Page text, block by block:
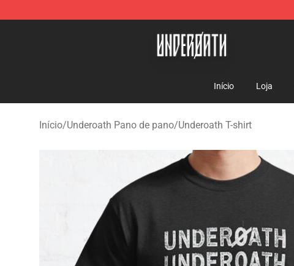
Underoath Store - Official Underoath Merchandise Shop
Início Loja
Início/Underoath Pano de pano/Underoath T-shirt